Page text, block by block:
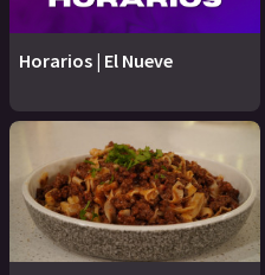
Horarios | El Nueve